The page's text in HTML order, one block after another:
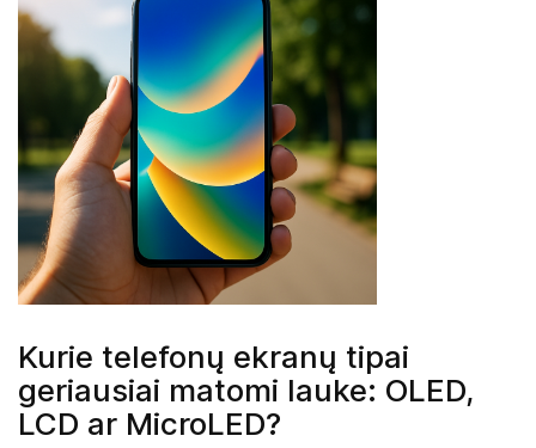
Kurie telefonų ekranų tipai
geriausiai matomi lauke: OLED,
LCD ar MicroLED?